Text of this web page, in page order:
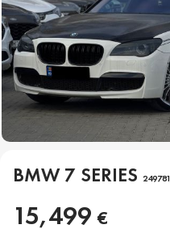
BMW 7 SERIES
15,499 €